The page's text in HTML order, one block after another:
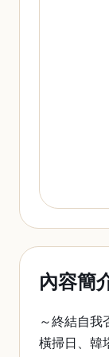
內容簡
～終結自我
橫掃日、韓